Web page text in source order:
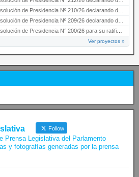
Presidencia Nº 210/26 declarando de interés provincial el proyec…
Presidencia Nº 209/26 declarando de interés provincial la presen…
de Presidencia N° 200/26 para su ratificación.
Ver proyectos »
Follow
Prensa Legislativa del Parlamento
y fotografías generadas por la prensa